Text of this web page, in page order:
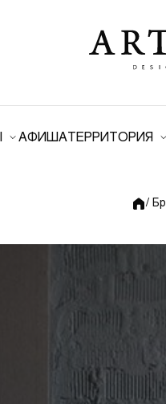
АФИШАТЕРРИТОРИЯ
/